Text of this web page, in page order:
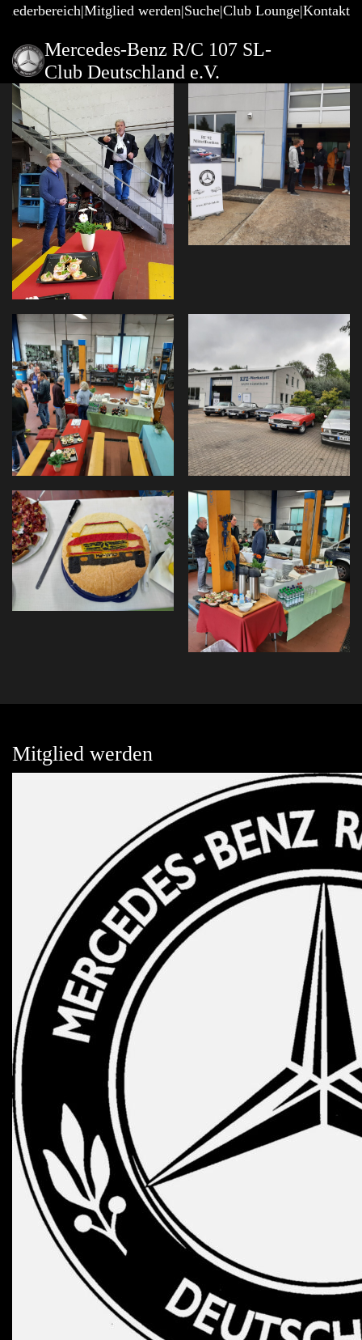
Mitglied werden Suche Club Lounge Kontakt
Mercedes-Benz R/C 107 SL-
Club Deutschland e.V.
Mitglied werden